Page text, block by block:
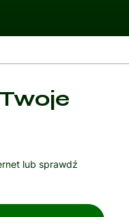
lub sprawdź